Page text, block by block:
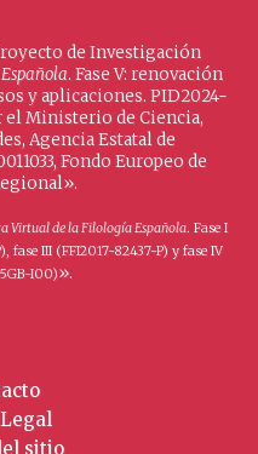
de Investigación
. Fase V: renovación
y aplicaciones. PID2024-
el Ministerio de Ciencia,
Agencia Estatal de
Fondo Europeo de
Virtual de la Filología Española. Fase I
fase III (FFI2017-82437-P) y fase IV
I00)».
sitio